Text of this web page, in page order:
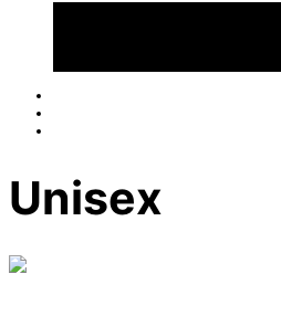
Unisex